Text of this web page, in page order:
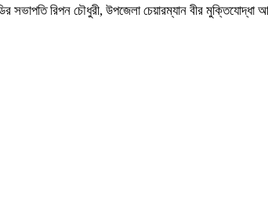
সভাপতি রিপন চৌধুরী, উপজেলা চেয়ারম্যান বীর